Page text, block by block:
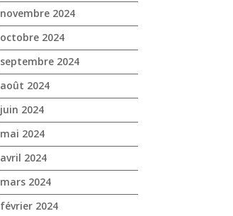
novembre 2024
octobre 2024
septembre 2024
août 2024
juin 2024
mai 2024
avril 2024
mars 2024
février 2024